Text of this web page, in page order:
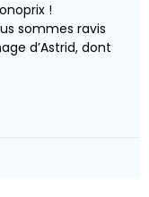
!
sommes ravis
d’Astrid, dont